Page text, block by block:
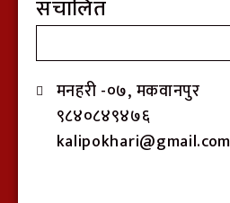
संचालित
मनहरी -०७, मकवानपुर
९८४०८४९४७६
kalipokhari@gmail.com